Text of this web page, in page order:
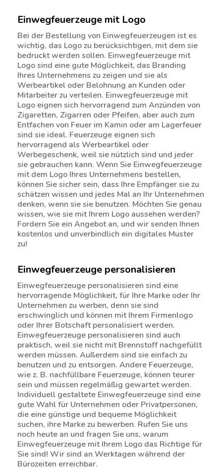
Einwegfeuerzeuge mit Logo
Bei der Bestellung von Einwegfeuerzeugen ist es
wichtig, das Logo zu berücksichtigen, mit dem sie
bedruckt werden sollen. Einwegfeuerzeuge mit
Logo sind eine gute Möglichkeit, das Branding
Ihres Unternehmens zu zeigen und sie als
Werbeartikel oder Belohnung an Kunden oder
Mitarbeiter zu verteilen. Einwegfeuerzeuge mit
Logo eignen sich hervorragend zum Anzünden von
Zigaretten, Zigarren oder Pfeifen, aber auch zum
Entfachen von Feuer im Kamin oder am Lagerfeuer
sind sie ideal. Feuerzeuge eignen sich
hervorragend als Werbeartikel oder
Werbegeschenk, weil sie nützlich sind und jeder
sie gebrauchen kann. Wenn Sie Einwegfeuerzeuge
mit dem Logo Ihres Unternehmens bestellen,
können Sie sicher sein, dass Ihre Empfänger sie zu
schätzen wissen und jedes Mal an Ihr Unternehmen
denken, wenn sie sie benutzen. Möchten Sie genau
wissen, wie sie mit Ihrem Logo aussehen werden?
Fordern Sie ein Angebot an, und wir senden Ihnen
kostenlos und unverbindlich ein digitales Muster
zu!
Einwegfeuerzeuge personalisieren
Einwegfeuerzeuge personalisieren sind eine
hervorragende Möglichkeit, für Ihre Marke oder Ihr
Unternehmen zu werben, denn sie sind
erschwinglich und können mit Ihrem Firmenlogo
oder Ihrer Botschaft personalisiert werden.
Einwegfeuerzeuge personalisieren sind auch
praktisch, weil sie nicht mit Brennstoff nachgefüllt
werden müssen. Außerdem sind sie einfach zu
benutzen und zu entsorgen. Andere Feuerzeuge,
wie z. B. nachfüllbare Feuerzeuge, können teurer
sein und müssen regelmäßig gewartet werden.
Individuell gestaltete Einwegfeuerzeuge sind eine
gute Wahl für Unternehmen oder Privatpersonen,
die eine günstige und bequeme Möglichkeit
suchen, ihre Marke zu bewerben. Rufen Sie uns
noch heute an und fragen Sie uns, warum
Einwegfeuerzeuge mit Ihrem Logo das Richtige für
Sie sind! Wir sind an Werktagen während der
Bürozeiten erreichbar.